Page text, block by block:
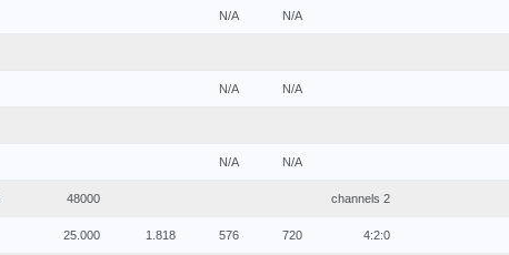
N/A
N/A
N/A
N/A
N/A
N/A
2 channels
48000
4:2:0
720
576
1.818
25.000